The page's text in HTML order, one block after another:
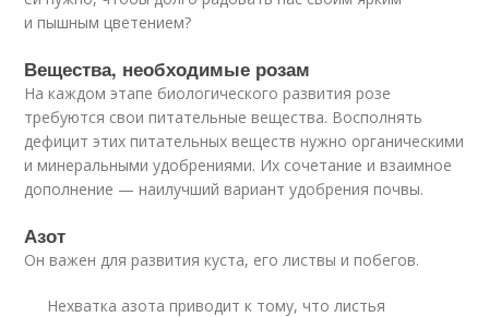
и пышным цветением?
Вещества, необходимые розам
На каждом этапе биологического развития розе
требуются свои питательные вещества. Восполнять
дефицит этих питательных веществ нужно органическими
и минеральными удобрениями. Их сочетание и взаимное
дополнение — наилучший вариант удобрения почвы.
Азот
Он важен для развития куста, его листвы и побегов.
Нехватка азота приводит к тому, что листья